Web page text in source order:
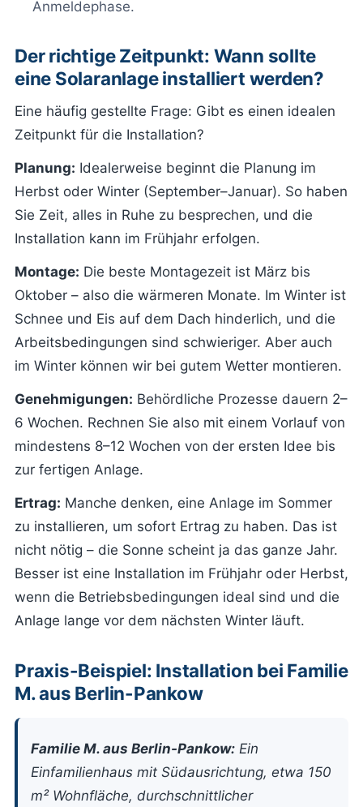
Anmeldephase.
Der richtige Zeitpunkt: Wann sollte
eine Solaranlage installiert werden?
Eine häufig gestellte Frage: Gibt es einen idealen
Zeitpunkt für die Installation?
Planung: Idealerweise beginnt die Planung im
Herbst oder Winter (September–Januar). So haben
Sie Zeit, alles in Ruhe zu besprechen, und die
Installation kann im Frühjahr erfolgen.
Montage: Die beste Montagezeit ist März bis
Oktober – also die wärmeren Monate. Im Winter ist
Schnee und Eis auf dem Dach hinderlich, und die
Arbeitsbedingungen sind schwieriger. Aber auch
im Winter können wir bei gutem Wetter montieren.
Genehmigungen: Behördliche Prozesse dauern 2–
6 Wochen. Rechnen Sie also mit einem Vorlauf von
mindestens 8–12 Wochen von der ersten Idee bis
zur fertigen Anlage.
Ertrag: Manche denken, eine Anlage im Sommer
zu installieren, um sofort Ertrag zu haben. Das ist
nicht nötig – die Sonne scheint ja das ganze Jahr.
Besser ist eine Installation im Frühjahr oder Herbst,
wenn die Betriebsbedingungen ideal sind und die
Anlage lange vor dem nächsten Winter läuft.
Praxis-Beispiel: Installation bei Familie
M. aus Berlin-Pankow
Familie M. aus Berlin-Pankow: Ein
Einfamilienhaus mit Südausrichtung, etwa 150
m² Wohnfläche, durchschnittlicher